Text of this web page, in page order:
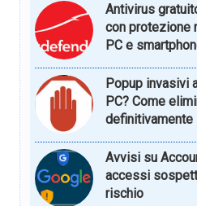
Antivirus
con protezione
PC e
Popup invasivi
PC? Come
definitivamente
Avvisi su
accessi
rischio